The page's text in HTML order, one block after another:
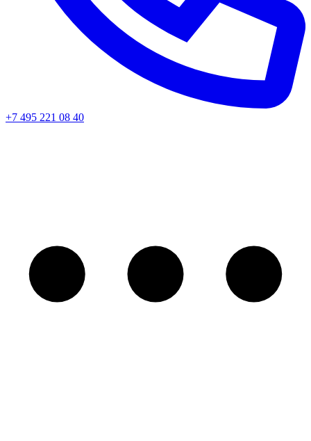
+7 495 221 08 40